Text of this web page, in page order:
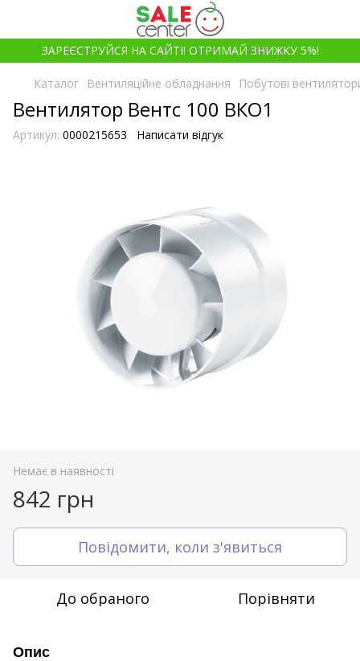
ЗАРЕЄСТРУЙСЯ НА САЙТІ! ОТРИМАЙ ЗНИЖКУ 5%!
Каталог Вентиляційне обладнання Побутові
Вентилятор Вентс 100 ВКО1
Артикул: 0000215653 Написати відгук
Немає в наявності
842 грн
Повідомити, коли з'явиться
До обраного Порівняти
Опис